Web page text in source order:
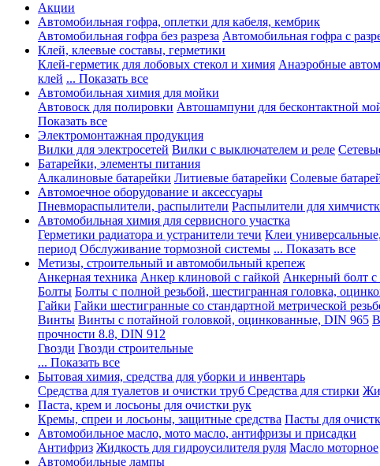
Акции
Автомобильная гофра, оплетки для кабеля, кембрик
Автомобильная гофра без разреза Автомобильная гофра с
Клей, клеевые составы, герметики
Клей-герметик для лобовых стекол и химия Анаэробные
клей ... Показать все
Автомобильная химия для мойки
Автовоск для полировки Автошампуни для бесконтактной
Показать все
Электромонтажная продукция
Вилки для электросетей Вилки с выключателем и реле
Батарейки, элементы питания
Алкалиновые батарейки Литиевые батарейки Солевые
Автомоечное оборудование и аксессуары
Пневмораспылители, распылители Распылители для
Автомобильная химия для сервисного участка
Герметики радиатора и устранители течи Клеи
период Обслуживание тормозной системы ... Показать все
Метизы, строительный и автомобильный крепеж
Анкерная техника Анкер клиновой с гайкой Анкерный болт с
Болты Болты с полной резьбой, шестигранная головка,
Гайки Гайки шестигранные со стандартной метрической
Винты Винты с потайной головкой, оцинкованные, DIN 965
прочности 8.8, DIN 912
Гвозди Гвозди строительные
... Показать все
Бытовая химия, средства для уборки и инвентарь
Средства для туалетов и очистки труб Средства для стирки
Паста, крем и лосьоны для очистки рук
Кремы, спреи и лосьоны, защитные средства Пасты для
Автомобильное масло, мото масло, антифризы и присадки
Антифриз Жидкость для гидроусилителя руля Масло моторное
Автомобильные лампы